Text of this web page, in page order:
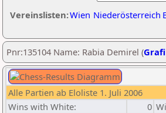
Vereinslisten:Wien Niederösterreich
Pnr:135104 Name: Rabia Demirel (
Alle Partien ab Eloliste 1. Juli 2006
Wins with White:
0